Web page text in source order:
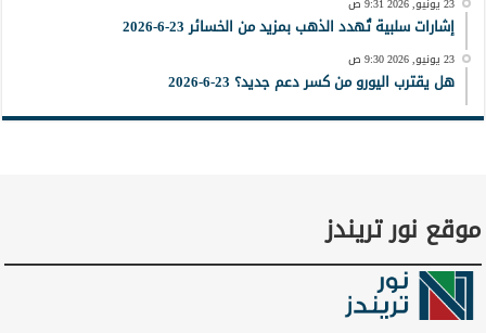
23 يونيو, 2026 9:31 ص
إشارات سلبية تُهدد الذهب بمزيد من الخسائر 23-6-2026
23 يونيو, 2026 9:30 ص
هل يقترب اليورو من كسر دعم جديد؟ 23-6-2026
موقع نور تريندز